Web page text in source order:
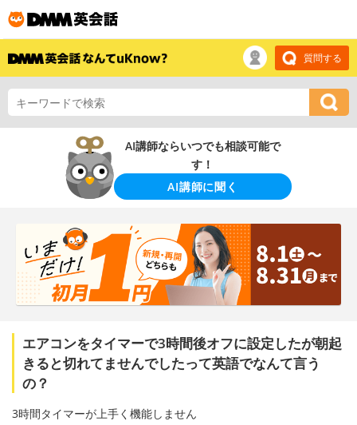
質問する
AI講師ならいつでも相談可能で
す！
AI講師に聞く
エアコンをタイマーで3時間後オフに設定したが朝起
きると切れてませんでしたって英語でなんて言う
の？
3時間タイマーが上手く機能しません